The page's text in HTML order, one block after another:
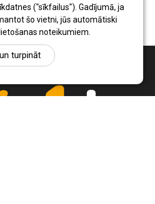
("sīkfailus"). Gadījumā, ja
šo vietni, jūs automātiski
noteikumiem.
turpināt